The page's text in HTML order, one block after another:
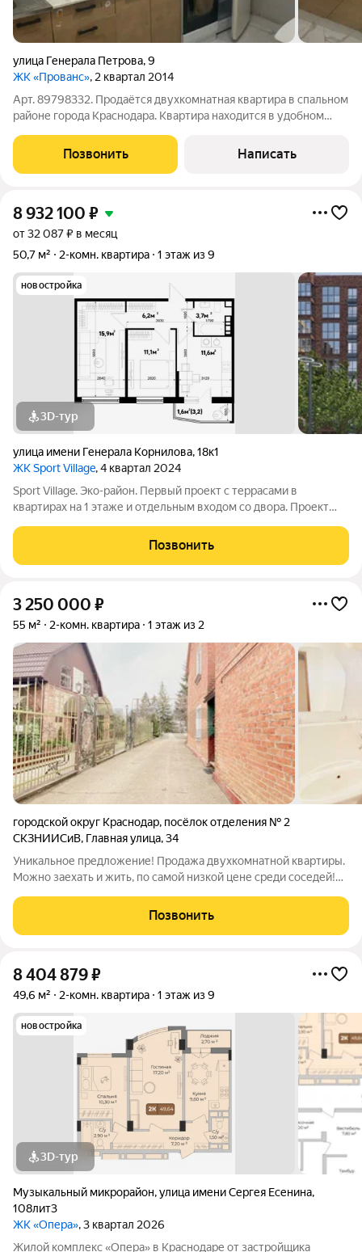
улица Генерала Петрова,9
ЖК «Прованс», 2 квартал 2014
Арт. 89798332. Продаётся двухкомнатная квартира в спальном
районе города Краснодара. Квартира находится в удобном
расположены не только продуктовые магазины, но и детские
учебные заведения, аптека,
Позвонить Написать
8 932 100 ₽
от 32 087 ₽ в месяц
50,7 м²
2-комн. квартира 1 этаж из 9
новостройка
3D-тур
улица имени Генерала Корнилова,18к1
ЖК Sport Village, 4 квартал 2024
Sport Village. Эко-район. Первый проект с террасами в
квартирах на 1 этаже и отдельным входом со двора. Проект
Sport Village - микрорайон с собственной социальной,
спортивной, развлекательной и
Позвонить
3 250 000 ₽
55 м² 2-комн. квартира 1 этаж из 2
городской округ Краснодар, посёлок отделения № 2
СКЗНИИСиВ, Главная улица,34
Уникальное предложение! Продажа двухкомнатной квартиры.
Можно заехать и жить, по самой низкой цене среди соседей!
кладовая, или сарай. Есть свой небольшой отделённый участок
земли, все
Позвонить
8 404 879₽
49,6 м² 2-комн. квартира 1 этаж из 9
новостройка
3D-тур
Музыкальный микрорайон,улица имени Сергея Есенина,
108лит3
ЖК «Опера», 3 квартал 2026
Жилой комплекс «Опера» в Краснодаре от застройщика